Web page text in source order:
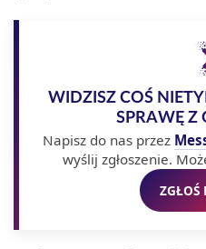
WIDZISZ COŚ
SPRAWĘ Z
Napisz do nas przez
wyślij zgłoszenie.
ZGŁOŚ